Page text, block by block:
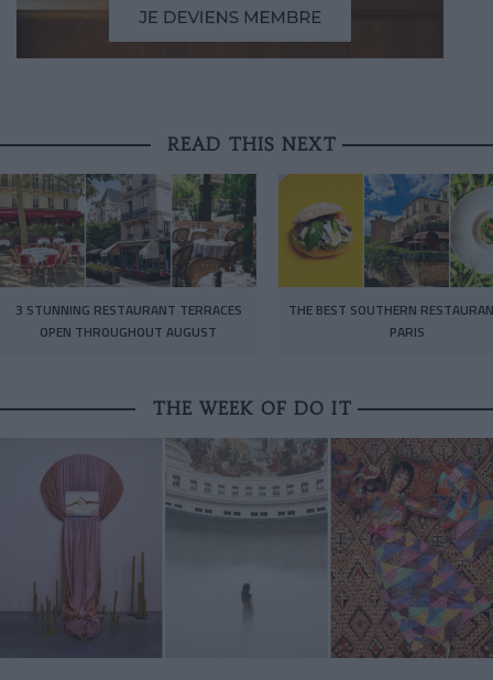
READ THIS NEXT
3 STUNNING RESTAURANT TERRACES
OPEN THROUGHOUT AUGUST
THE BEST SOUTHERN
PARIS
THE WEEK OF DO IT